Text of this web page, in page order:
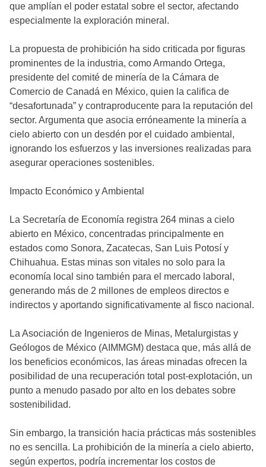
que amplían el poder estatal sobre el sector, afectando
especialmente la exploración mineral.
La propuesta de prohibición ha sido criticada por figuras
prominentes de la industria, como Armando Ortega,
presidente del comité de minería de la Cámara de
Comercio de Canadá en México, quien la califica de
“desafortunada” y contraproducente para la reputación del
sector. Argumenta que asocia erróneamente la minería a
cielo abierto con un desdén por el cuidado ambiental,
ignorando los esfuerzos y las inversiones realizadas para
asegurar operaciones sostenibles.
Impacto Económico y Ambiental
La Secretaría de Economía registra 264 minas a cielo
abierto en México, concentradas principalmente en
estados como Sonora, Zacatecas, San Luis Potosí y
Chihuahua. Estas minas son vitales no solo para la
economía local sino también para el mercado laboral,
generando más de 2 millones de empleos directos e
indirectos y aportando significativamente al fisco nacional.
La Asociación de Ingenieros de Minas, Metalurgistas y
Geólogos de México (AIMMGM) destaca que, más allá de
los beneficios económicos, las áreas minadas ofrecen la
posibilidad de una recuperación total post-explotación, un
punto a menudo pasado por alto en los debates sobre
sostenibilidad.
Sin embargo, la transición hacia prácticas más sostenibles
no es sencilla. La prohibición de la minería a cielo abierto,
según expertos, podría incrementar los costos de